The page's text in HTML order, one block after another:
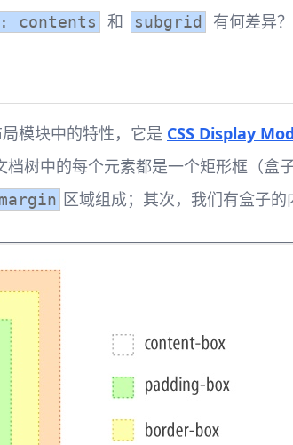
contents 和 subgrid 有何差异？
模块中的特性，它是 CSS Display
档树中的每个元素都是一个矩形框（盒
margin 区域组成；其次，我们有盒子的